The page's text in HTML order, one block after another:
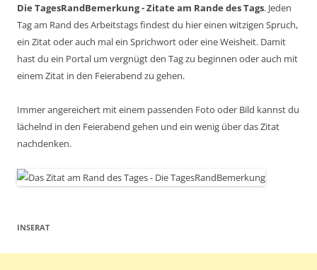
Die TagesRandBemerkung - Zitate am Rande des Tags. Jeden
Tag am Rand des Arbeitstags findest du hier einen witzigen Spruch,
ein Zitat oder auch mal ein Sprichwort oder eine Weisheit. Damit
hast du ein Portal um vergnügt den Tag zu beginnen oder auch mit
einem Zitat in den Feierabend zu gehen.
Immer angereichert mit einem passenden Foto oder Bild kannst du
lächelnd in den Feierabend gehen und ein wenig über das Zitat
nachdenken.
INSERAT